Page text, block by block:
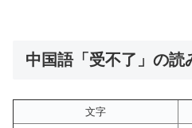
中国語「受不了」の読
文字